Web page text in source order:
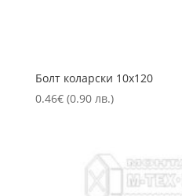
Болт коларски 10х120
0.46€ (0.90 лв.)